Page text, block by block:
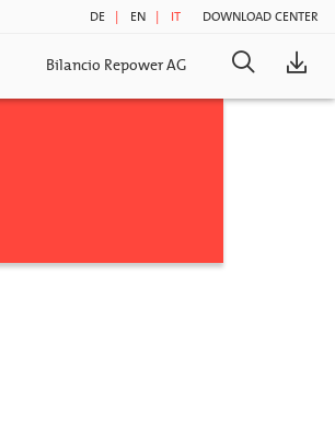
DOWNLOAD CENTER
DE EN IT
Bilancio Repower AG
Search
for: